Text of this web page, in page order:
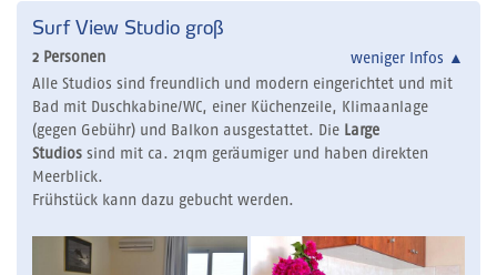
Surf View Studio groß
2 Personen weniger Infos ▲
Alle Studios sind freundlich und modern eingerichtet und mit
Bad mit Duschkabine/WC, einer Küchenzeile, Klimaanlage
(gegen Gebühr) und Balkon ausgestattet. Die Large
Studios sind mit ca. 21qm geräumiger und haben direkten
Meerblick.
Frühstück kann dazu gebucht werden.